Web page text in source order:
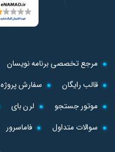
مرجع تخصصی برنامه نویسان
قالب رایگان
سفارش پروژه
موتور جستجو
لرن بای
سوالات متداول
فاماسرور